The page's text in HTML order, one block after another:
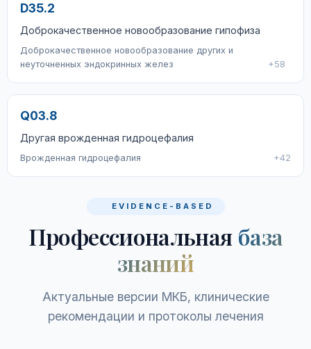
D35.2
Доброкачественное новообразование гипофиза
Доброкачественное новообразование других и
неуточненных эндокринных желез
+58
Q03.8
Другая врожденная гидроцефалия
Врожденная гидроцефалия +42
EVIDENCE-BASED
Профессиональная база
знаний
Актуальные версии МКБ, клинические
рекомендации и протоколы лечения